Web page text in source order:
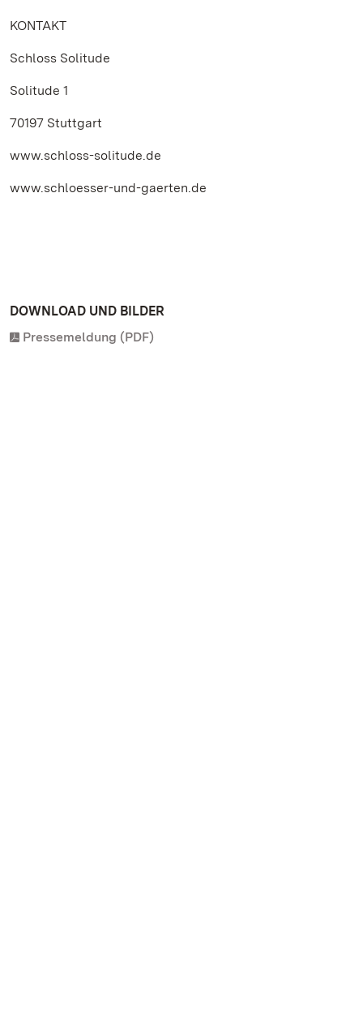
KONTAKT
Schloss Solitude
Solitude 1
70197 Stuttgart
www.schloss-solitude.de
www.schloesser-und-gaerten.de
DOWNLOAD UND BILDER
Pressemeldung (PDF)